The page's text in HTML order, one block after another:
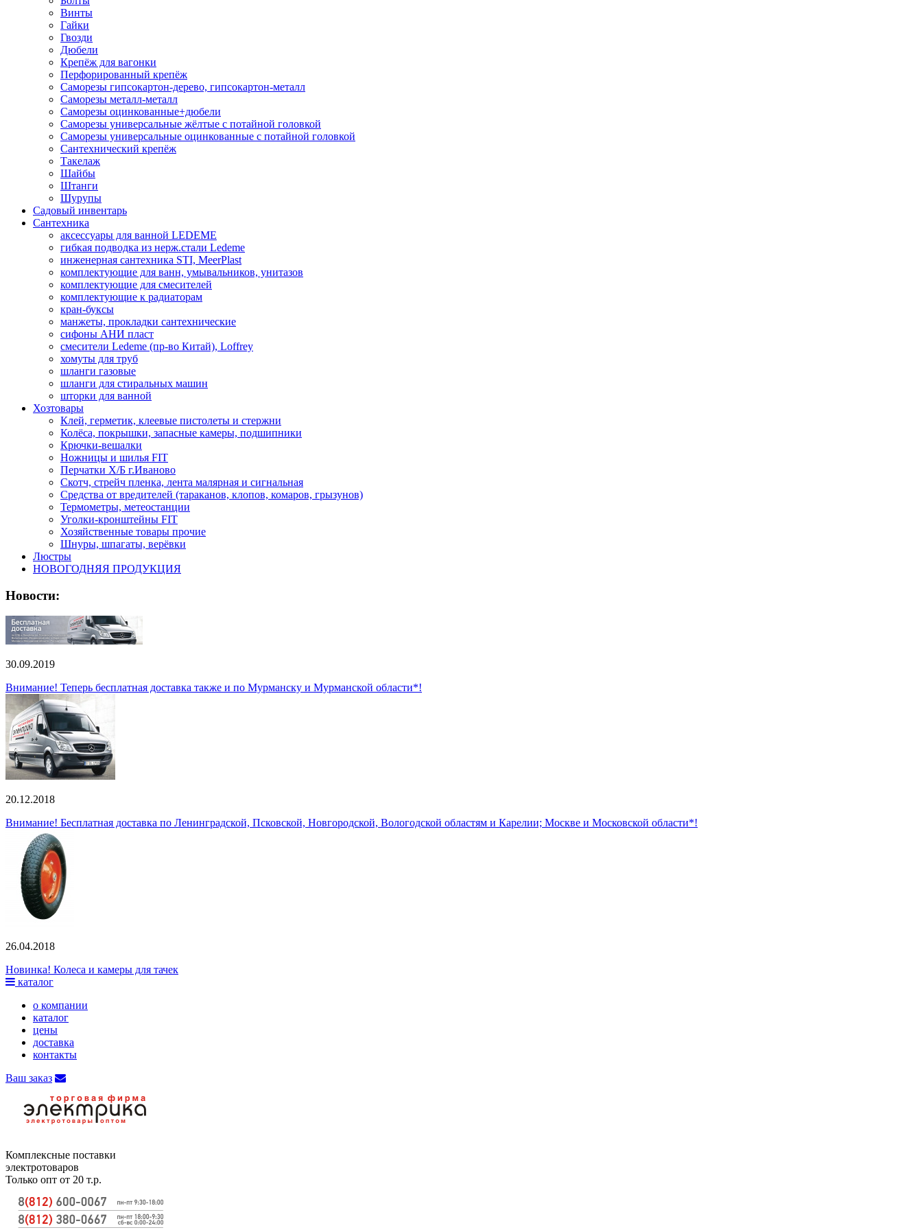
Винты
Гайки
Гвозди
Дюбели
Крепёж для вагонки
Перфорированный крепёж
Саморезы гипсокартон-дерево, гипсокартон-металл
Саморезы металл-металл
Саморезы оцинкованные+дюбели
Саморезы универсальные жёлтые с потайной головкой
Саморезы универсальные оцинкованные с потайной головкой
Сантехнический крепёж
Такелаж
Шайбы
Штанги
Шурупы
Садовый инвентарь
Сантехника
аксессуары для ванной LEDEME
гибкая подводка из нерж.стали Ledeme
инженерная сантехника STI, MeerPlast
комплектующие для ванн, умывальников, унитазов
комплектующие для смесителей
комплектующие к радиаторам
кран-буксы
манжеты, прокладки сантехнические
сифоны АНИ пласт
смесители Ledeme (пр-во Китай), Loffrey
хомуты для труб
шланги газовые
шланги для стиральных машин
шторки для ванной
Хозтовары
Клей, герметик, клеевые пистолеты и стержни
Колёса, покрышки, запасные камеры, подшипники
Крючки-вешалки
Ножницы и шилья FIT
Перчатки Х/Б г.Иваново
Скотч, стрейч пленка, лента малярная и сигнальная
Средства от вредителей (тараканов, клопов, комаров, грызунов)
Термометры, метеостанции
Уголки-кронштейны FIT
Хозяйственные товары прочие
Шнуры, шпагаты, верёвки
Люстры
НОВОГОДНЯЯ ПРОДУКЦИЯ
Новости:
30.09.2019
Внимание! Теперь бесплатная доставка также и по Мурманску и Мурманской области*!
20.12.2018
Внимание! Бесплатная доставка по Ленинградской, Псковской, Новгородской, Вологодской областям и Карелии; Москве и Московской области*!
26.04.2018
Новинка! Колеса и камеры для тачек
каталог
о компании
каталог
цены
доставка
контакты
Ваш заказ
Комплексные поставки
электротоваров
Только опт от 20 т.р.